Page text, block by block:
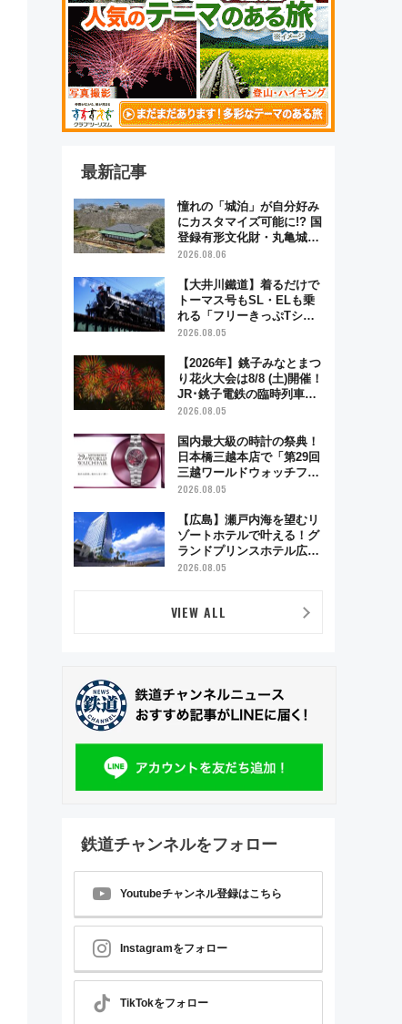
最新記事
憧れの「城泊」が自分好み
にカスタマイズ可能に!? 国
登録有形文化財・丸亀城
「延寿閣別館」にオーダー
生！
2026.08.06
【大井川鐵道】着るだけで
トーマス号もSL・ELも乗
れる「フリーきっぷTシャ
ツ」8月6日より受注販売
2026.08.05
【2026年】銚子みなとまつ
り花火大会は8/8 (土)開催！
JR･銚子電鉄の臨時列車や
アクセス情報、利根川に咲
を満喫
2026.08.05
国内最大級の時計の祭典！
日本橋三越本店で「第29回
三越ワールドウォッチフェ
ア」開幕【2026年8月5日～
2026.08.05
【広島】瀬戸内海を望むリ
ゾートホテルで叶える！グ
ランドプリンスホテル広島
のフォトウエディング＆カ
2026.08.05
VIEW ALL
鉄道チャンネルをフォロー
Youtubeチャンネル登録はこちら
Instagramをフォロー
TikTokをフォロー